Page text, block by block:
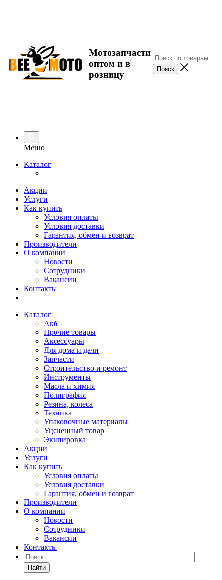
Мотозапчасти
оптом и в
розницу
Меню
Каталог
Акции
Услуги
Как купить
Условия оплаты
Условия доставки
Гарантия, обмен и возврат
Производители
О компании
Новости
Сотрудники
Вакансии
Контакты
Каталог
Акб
Прочие товары
Аксессуары
Для дома и дачи
Запчасти
Строительство и ремонт
Инструменты
Масла и химия
Полиграфия
Резина, колеса
Техника
Упаковочные материалы
Уцененный товар
Экипировка
Акции
Услуги
Как купить
Условия оплаты
Условия доставки
Гарантия, обмен и возврат
Производители
О компании
Новости
Сотрудники
Вакансии
Контакты
Найти